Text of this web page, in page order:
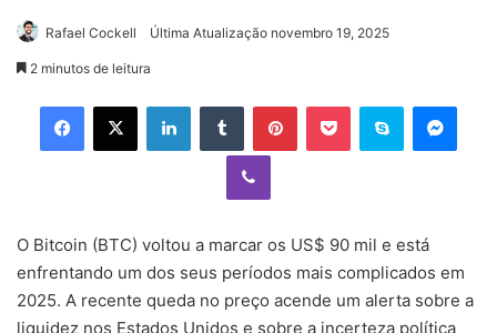
Rafael Cockell Última Atualização novembro 19, 2025
2 minutos de leitura
Facebook
X LinkedinTumblr PinterestPocket Skype
Viber
O Bitcoin (BTC) voltou a marcar os US$ 90 mil e está
enfrentando um dos seus períodos mais complicados em
2025. A recente queda no preço acende um alerta sobre a
liquidez nos Estados Unidos e sobre a incerteza política